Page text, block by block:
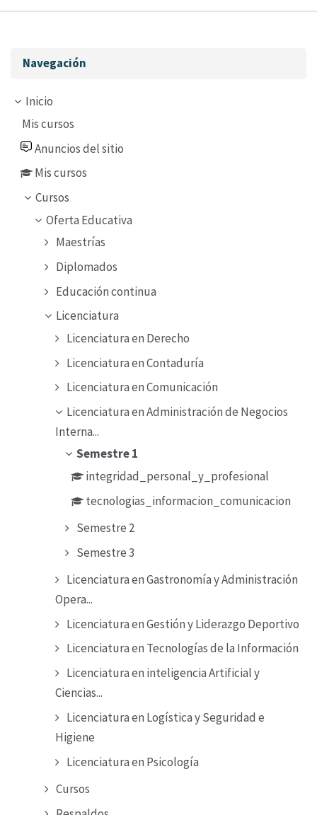
Omitir Navegación
Navegación
Inicio
Mis cursos
Anuncios del sitio
Mis cursos
Cursos
Oferta Educativa
Maestrías
Diplomados
Educación continua
Licenciatura
Licenciatura en Derecho
Licenciatura en Contaduría
Licenciatura en Comunicación
Licenciatura en Administración de Negocios
Interna...
Semestre 1
integridad_personal_y_profesional
tecnologias_informacion_comunicacion
Semestre 2
Semestre 3
Licenciatura en Gastronomía y Administración
Opera...
Licenciatura en Gestión y Liderazgo Deportivo
Licenciatura en Tecnologías de la Información
Licenciatura en inteligencia Artificial y
Ciencias...
Licenciatura en Logística y Seguridad e
Higiene
Licenciatura en Psicología
Cursos